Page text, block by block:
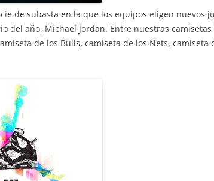
de subasta en la que los equipos eligen nuevos
año, Michael Jordan. Entre nuestras
de los Bulls, camiseta de los Nets, camiseta